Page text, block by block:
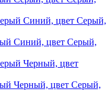
Синий, цвет Серый,
Черный, цвет Серый,